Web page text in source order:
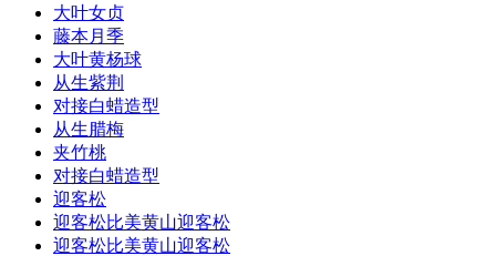
大叶女贞
藤本月季
大叶黄杨球
从生紫荆
对接白蜡造型
从生腊梅
夹竹桃
对接白蜡造型
迎客松
迎客松比美黄山迎客松
迎客松比美黄山迎客松